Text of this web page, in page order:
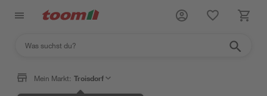
Mein Markt: Troisdorf